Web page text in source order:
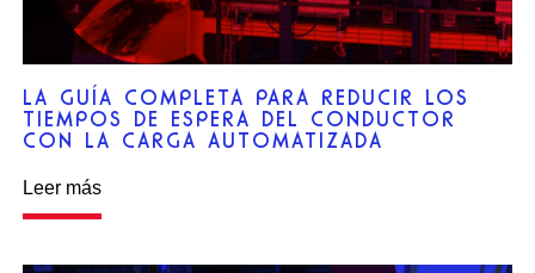
LA GUÍA COMPLETA PARA REDUCIR LOS
TIEMPOS DE ESPERA DEL CONDUCTOR
CON LA CARGA AUTOMATIZADA
Leer más